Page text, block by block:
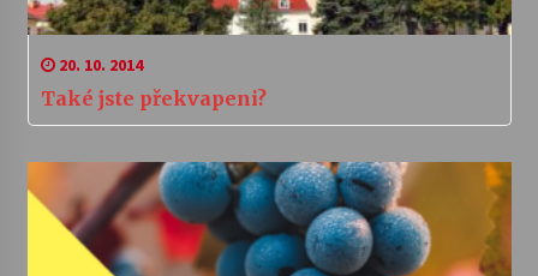
20. 10. 2014
Také jste překvapeni?